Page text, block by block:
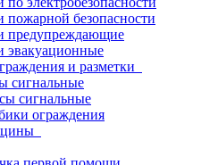
пожарной безопасности
предупреждающие
эвакуационные
и разметки
сигнальные
сигнальные
ограждения